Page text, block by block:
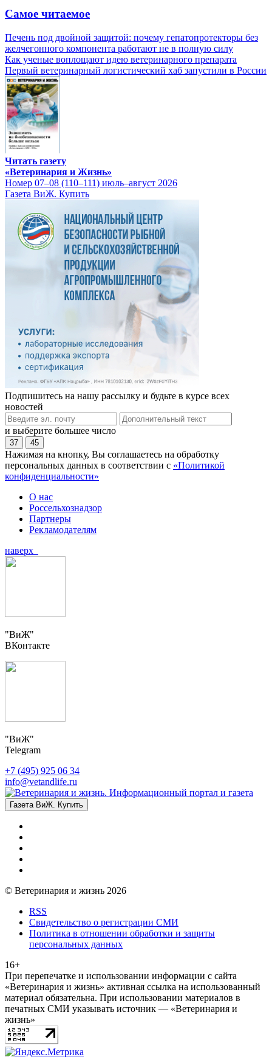
Самое читаемое
Печень под двойной защитой: почему гепатопротекторы без
желчегонного компонента работают не в полную силу
Как ученые воплощают идею ветеринарного препарата
Первый ветеринарный логистический хаб запустили в России
Читать газету
«Ветеринария и Жизнь»
Номер 07–08 (110–111) июль–август 2026
Газета ВиЖ. Купить
Подпишитесь на нашу рассылку и будьте в курсе всех
новостей
и выберите большее число
37 45
Нажимая на кнопку, Вы соглашаетесь на обработку
персональных данных в соответствии с «Политикой
конфиденциальности»
О нас
Россельхознадзор
Партнеры
Рекламодателям
наверх
"ВиЖ"
ВКонтакте
"ВиЖ"
Telegram
+7 (495) 925 06 34
info@vetandlife.ru
Газета ВиЖ. Купить
© Ветеринария и жизнь 2026
RSS
Свидетельство о регистрации СМИ
Политика в отношении обработки и защиты
персональных данных
16+
При перепечатке и использовании информации с сайта
«Ветеринария и жизнь» активная ссылка на использованный
материал обязательна. При использовании материалов в
печатных СМИ указывать источник — «Ветеринария и
жизнь»